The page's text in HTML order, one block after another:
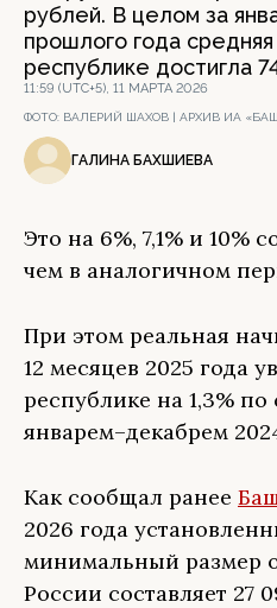
рублей. В целом за
прошлого года средняя
республике достигла
11:59 (UTC+5), 11 МАРТА 2026
ФОТО: ВАЛЕРИЙ ШАХОВ | АРХИВ ИА
ГАЛИНА БАХШИЕВА
Это на 6%, 7,1% и 10%
чем в аналогичном
При этом реальная
12 месяцев 2025 года
республике на 1,3%
январем–декабрем
Как сообщал ранее
2026 года
минимальный размер
России составляет 27